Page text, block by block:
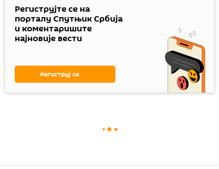
Региструјте се на
порталу Спутњик Србија
и коментаришите
најновије вести
Региструј се